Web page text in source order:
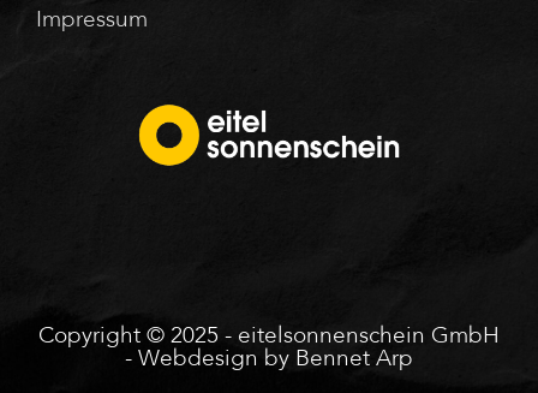
Impressum
Copyright © 2025 - eitelsonnenschein GmbH
- Webdesign by Bennet Arp